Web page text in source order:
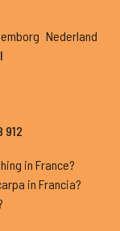
Nederland
912
in France?
in Francia?